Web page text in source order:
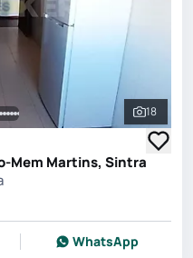
Ver
18
Mem Martins, Sintra
WhatsApp